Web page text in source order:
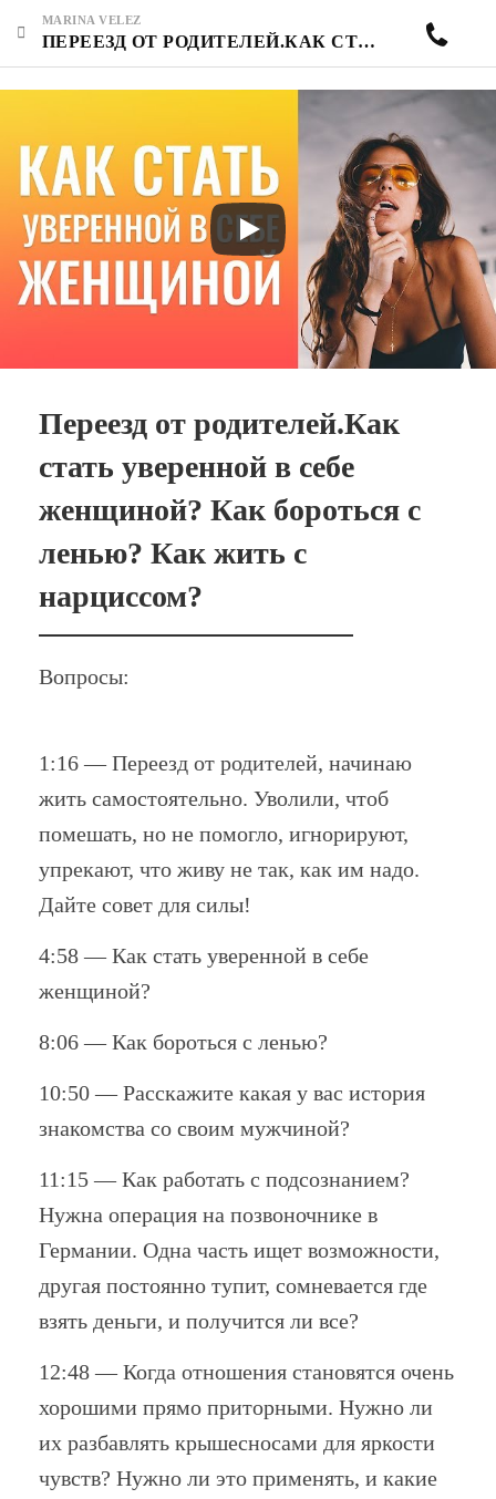
MARINA VELEZ
ПЕРЕЕЗД ОТ РОДИТЕЛЕЙ.КАК СТАТЬ УВЕРЕННОЙ В СЕБЕ ЖЕНЩИНОЙ? КАК БОРОТЬСЯ С ЛЕНЬЮ? КАК ЖИТЬ С НАРЦИССОМ?
Переезд от родителей.Как
стать уверенной в себе
женщиной? Как бороться с
ленью? Как жить с
нарциссом?
Вопросы:
1:16 — Переезд от родителей, начинаю
жить самостоятельно. Уволили, чтоб
помешать, но не помогло, игнорируют,
упрекают, что живу не так, как им надо.
Дайте совет для силы!
4:58 — Как стать уверенной в себе
женщиной?
8:06 — Как бороться с ленью?
10:50 — Расскажите какая у вас история
знакомства со своим мужчиной?
11:15 — Как работать с подсознанием?
Нужна операция на позвоночнике в
Германии. Одна часть ищет возможности,
другая постоянно тупит, сомневается где
взять деньги, и получится ли все?
12:48 — Когда отношения становятся очень
хорошими прямо приторными. Нужно ли
их разбавлять крышесносами для яркости
чувств? Нужно ли это применять, и какие